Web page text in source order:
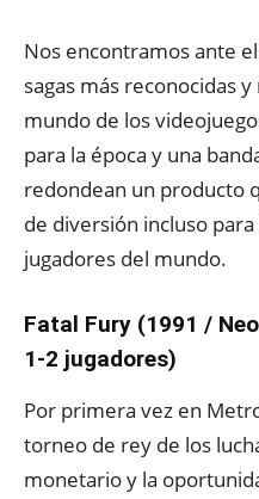
Nos encontramos ante
sagas más reconocidas
mundo de los
para la época y una
redondean un producto
de diversión incluso
jugadores del mundo.
Fatal Fury (1991 /
1-2 jugadores)
Por primera vez en
torneo de rey de los
monetario y la